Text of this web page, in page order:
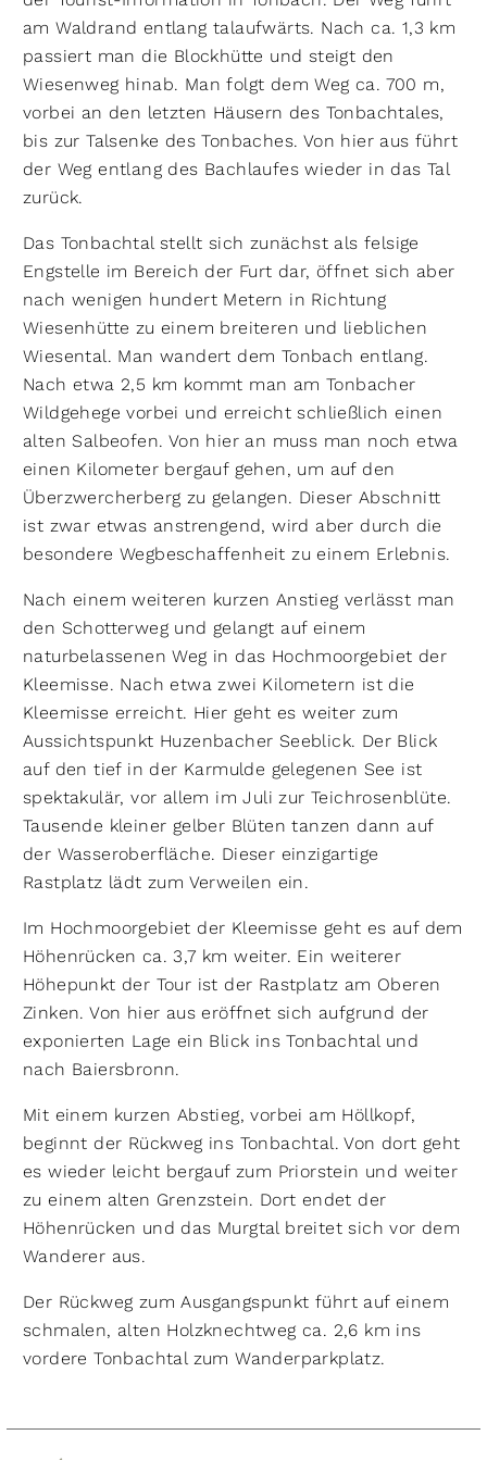
am Waldrand entlang talaufwärts. Nach ca. 1,3 km
passiert man die Blockhütte und steigt den
Wiesenweg hinab. Man folgt dem Weg ca. 700 m,
vorbei an den letzten Häusern des Tonbachtales,
bis zur Talsenke des Tonbaches. Von hier aus führt
der Weg entlang des Bachlaufes wieder in das Tal
zurück.
Das Tonbachtal stellt sich zunächst als felsige
Engstelle im Bereich der Furt dar, öffnet sich aber
nach wenigen hundert Metern in Richtung
Wiesenhütte zu einem breiteren und lieblichen
Wiesental. Man wandert dem Tonbach entlang.
Nach etwa 2,5 km kommt man am Tonbacher
Wildgehege vorbei und erreicht schließlich einen
alten Salbeofen. Von hier an muss man noch etwa
einen Kilometer bergauf gehen, um auf den
Überzwercherberg zu gelangen. Dieser Abschnitt
ist zwar etwas anstrengend, wird aber durch die
besondere Wegbeschaffenheit zu einem Erlebnis.
Nach einem weiteren kurzen Anstieg verlässt man
den Schotterweg und gelangt auf einem
naturbelassenen Weg in das Hochmoorgebiet der
Kleemisse. Nach etwa zwei Kilometern ist die
Kleemisse erreicht. Hier geht es weiter zum
Aussichtspunkt Huzenbacher Seeblick. Der Blick
auf den tief in der Karmulde gelegenen See ist
spektakulär, vor allem im Juli zur Teichrosenblüte.
Tausende kleiner gelber Blüten tanzen dann auf
der Wasseroberfläche. Dieser einzigartige
Rastplatz lädt zum Verweilen ein.
Im Hochmoorgebiet der Kleemisse geht es auf dem
Höhenrücken ca. 3,7 km weiter. Ein weiterer
Höhepunkt der Tour ist der Rastplatz am Oberen
Zinken. Von hier aus eröffnet sich aufgrund der
exponierten Lage ein Blick ins Tonbachtal und
nach Baiersbronn.
Mit einem kurzen Abstieg, vorbei am Höllkopf,
beginnt der Rückweg ins Tonbachtal. Von dort geht
es wieder leicht bergauf zum Priorstein und weiter
zu einem alten Grenzstein. Dort endet der
Höhenrücken und das Murgtal breitet sich vor dem
Wanderer aus.
Der Rückweg zum Ausgangspunkt führt auf einem
schmalen, alten Holzknechtweg ca. 2,6 km ins
vordere Tonbachtal zum Wanderparkplatz.